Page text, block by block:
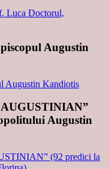
Augustin
Augustin